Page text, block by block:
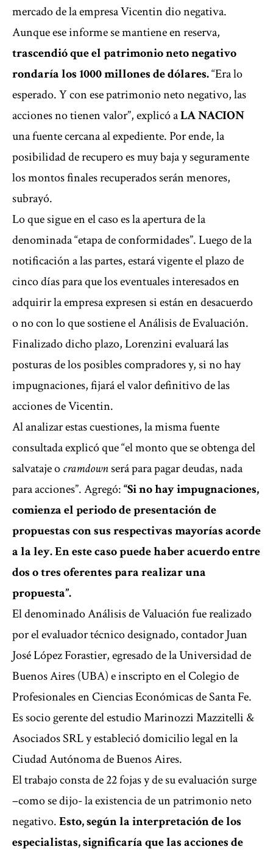
mercado de la empresa Vicentin dio negativa.
Aunque ese informe se mantiene en reserva,
trascendió que el patrimonio neto negativo
rondaría los 1000 millones de dólares.“Era lo
esperado. Y con ese patrimonio neto negativo, las
acciones no tienen valor”, explicó aLA NACION
una fuente cercana al expediente. Por ende, la
posibilidad de recupero es muy baja y seguramente
los montos finales recuperados serán menores,
subrayó.
Lo que sigue en el caso es la apertura de la
denominada “etapa de conformidades”. Luego de la
notificación a las partes, estará vigente el plazo de
cinco días para que los eventuales interesados en
adquirir la empresa expresen si están en desacuerdo
o no con lo que sostiene el Análisis de Evaluación.
Finalizado dicho plazo, Lorenzini evaluará las
posturas de los posibles compradores y, si no hay
impugnaciones, fijará el valor definitivo de las
acciones de Vicentin.
Al analizar estas cuestiones, la misma fuente
consultada explicó que “el monto que se obtenga del
salvataje ocramdownserá para pagar deudas, nada
para acciones”. Agregó:“Si no hay impugnaciones,
comienza el periodo de presentación de
propuestas con sus respectivas mayorías acorde
a la ley. En este caso puede haber acuerdo entre
dos o tres oferentes para realizar una
propuesta”.
El denominado Análisis de Valuación fue realizado
por el evaluador técnico designado, contador Juan
José López Forastier, egresado de la Universidad de
Buenos Aires (UBA) e inscripto en el Colegio de
Profesionales en Ciencias Económicas de Santa Fe.
Es socio gerente del estudio Marinozzi Mazzitelli &
Asociados SRL y estableció domicilio legal en la
Ciudad Autónoma de Buenos Aires.
El trabajo consta de 22 fojas y de su evaluación surge
–como se dijo- la existencia de un patrimonio neto
negativo.Esto, según la interpretación de los
especialistas, significaría que las acciones de